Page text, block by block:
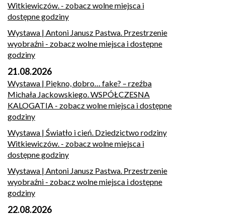
Witkiewiczów. - zobacz wolne miejsca i
dostępne godziny
Wystawa | Antoni Janusz Pastwa. Przestrzenie
wyobraźni - zobacz wolne miejsca i dostępne
godziny
21.08.2026
Wystawa | Piękno, dobro… fake? – rzeźba
Michała Jackowskiego. WSPÓŁCZESNA
KALOGATIA - zobacz wolne miejsca i dostępne
godziny
Wystawa | Światło i cień. Dziedzictwo rodziny
Witkiewiczów. - zobacz wolne miejsca i
dostępne godziny
Wystawa | Antoni Janusz Pastwa. Przestrzenie
wyobraźni - zobacz wolne miejsca i dostępne
godziny
22.08.2026